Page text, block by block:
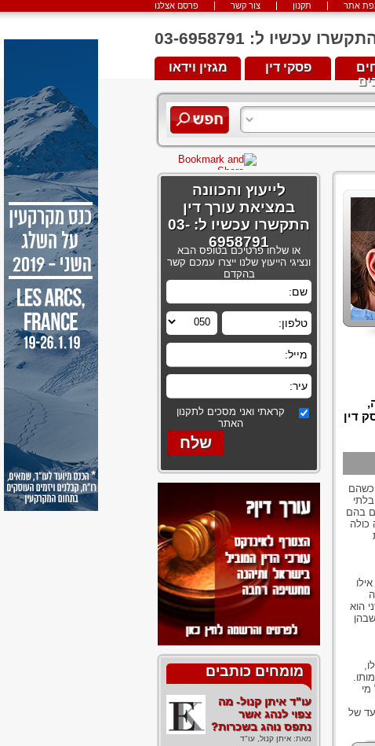
פרסם אצלנו צור קשר תקנון אתר
עכשיו ל: 03-6958791
מגזין וידאו פסקי דין
דין
כשהם
בהם
כולה
הוא
של
לייעוץ והכוונה
במציאת עורך דין
התקשרו עכשיו ל: 03-
6958791
או שלחו פרטיכם בטופס הבא
ונציגי הייעוץ שלנו ייצרו עמכם קשר
בהקדם
קראתי ואני מסכים לתקנון
האתר
מומחים כותבים
עו"ד איתן קנול- מה
צפוי לנהג אשר
נתפס נוהג בשכרות?
מאת: איתן קנול, עו"ד